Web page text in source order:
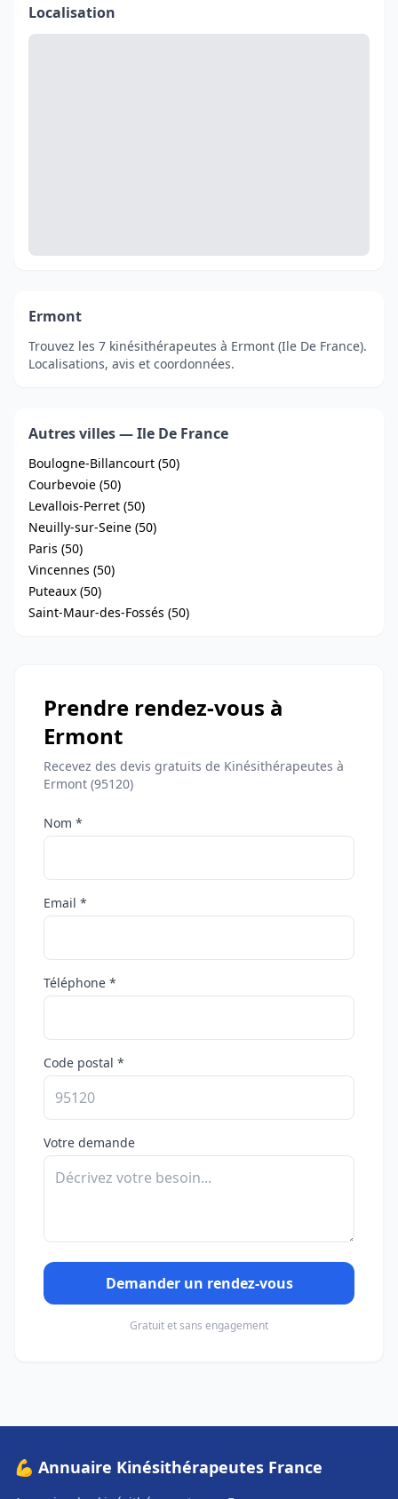
Localisation
Ermont
Trouvez les 7 kinésithérapeutes à Ermont (Ile De France).
Localisations, avis et coordonnées.
Autres villes — Ile De France
Boulogne-Billancourt (50)
Courbevoie (50)
Levallois-Perret (50)
Neuilly-sur-Seine (50)
Paris (50)
Vincennes (50)
Puteaux (50)
Saint-Maur-des-Fossés (50)
Prendre rendez-vous à
Ermont
Recevez des devis gratuits de Kinésithérapeutes à
Ermont (95120)
Nom *
Email *
Téléphone *
Code postal *
Votre demande
Demander un rendez-vous
Gratuit et sans engagement
💪 Annuaire Kinésithérapeutes France